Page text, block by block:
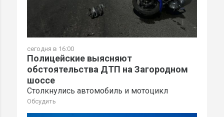
сегодня в 16:00
Полицейские выясняют
обстоятельства ДТП на Загородном
шоссе
Столкнулись автомобиль и мотоцикл
Обсудить